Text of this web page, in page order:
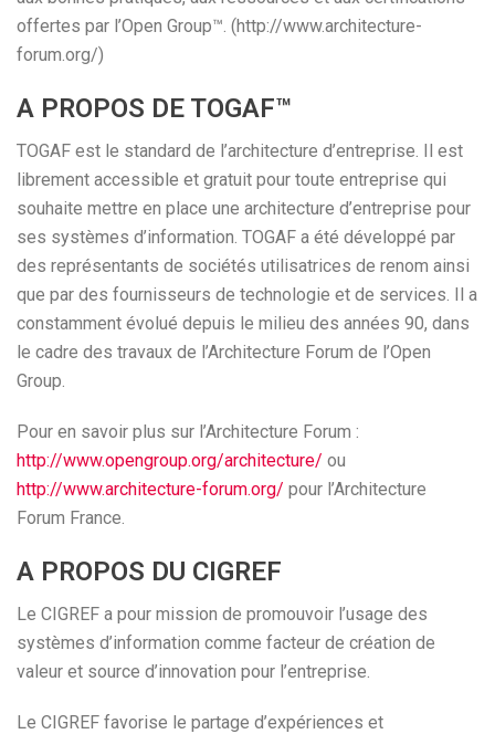
offertes par l’Open Group™. (http://www.architecture-
forum.org/)
A PROPOS DE TOGAF™
TOGAF est le standard de l’architecture d’entreprise. Il est
librement accessible et gratuit pour toute entreprise qui
souhaite mettre en place une architecture d’entreprise pour
ses systèmes d’information. TOGAF a été développé par
des représentants de sociétés utilisatrices de renom ainsi
que par des fournisseurs de technologie et de services. Il a
constamment évolué depuis le milieu des années 90, dans
le cadre des travaux de l’Architecture Forum de l’Open
Group.
Pour en savoir plus sur l’Architecture Forum :
http://www.opengroup.org/architecture/ ou
http://www.architecture-forum.org/ pour l’Architecture
Forum France.
A PROPOS DU CIGREF
Le CIGREF a pour mission de promouvoir l’usage des
systèmes d’information comme facteur de création de
valeur et source d’innovation pour l’entreprise.
Le CIGREF favorise le partage d’expériences et